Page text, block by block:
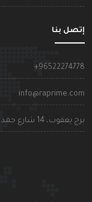
إتصل بنا
+96522274778
info@raprime.com
برج يعقوب، 14 شارع حمد الصقر، دور 22، الصالحية، مدينة الكويت